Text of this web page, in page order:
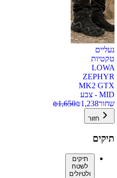
נעליים
טקטיות
LOWA
ZEPHYR
MK2 GTX
MID - צבע
שחור
₪1,238
₪1,650
חזור
תיקים
תיקים
לשטח
ולטיולים